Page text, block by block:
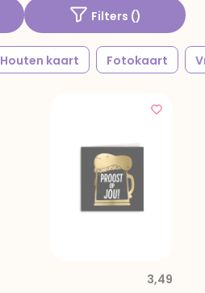
Filters ()
Houten kaart Fotokaart
3,49